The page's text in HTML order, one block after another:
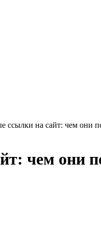
ссылки на сайт: чем они
чем они